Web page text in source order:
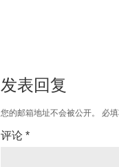
发表回复
您的邮箱地址不会被公开。 必
评论 *